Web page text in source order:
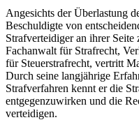
Angesichts der Überlastung
Beschuldigte von
Strafverteidiger an ihrer
Fachanwalt für Strafrecht,
für Steuerstrafrecht, vertritt
Durch seine langjährige
Strafverfahren kennt er die
entgegenzuwirken und die
verteidigen.